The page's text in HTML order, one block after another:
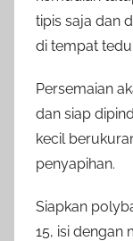
tipis saja dan
di tempat
Persemaian
dan siap
kecil
penyapihan.
Siapkan
15, isi dengan